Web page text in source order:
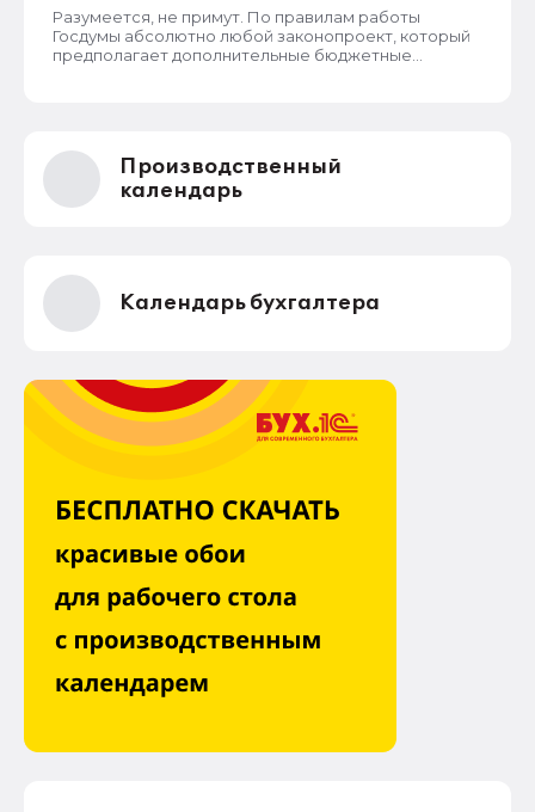
Разумеется, не примут. По правилам работы
Госдумы абсолютно любой законопроект, который
предполагает дополнительные бюджетные
одобрения и согласования с правительством не
получал, в кабмин его не направляли. Поэтому
депутаты не смогут его принять даже при всем
желании.
Производственный
календарь
Календарь бухгалтера